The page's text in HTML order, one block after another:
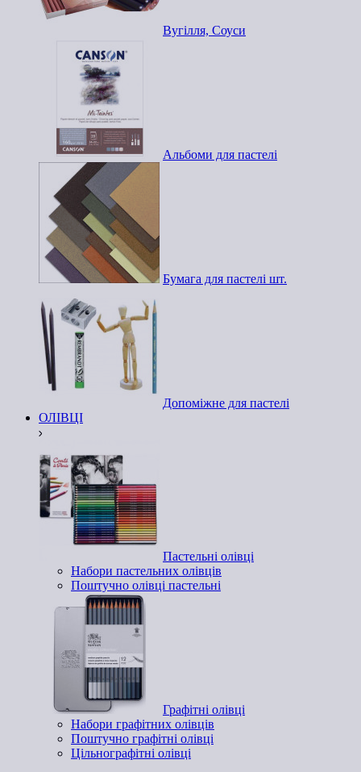
Вугілля, Соуси
Альбоми для пастелі
Бумага для пастелі шт.
Допоміжне для пастелі
ОЛІВЦІ
Пастельні олівці
Набори пастельних олівців
Поштучно олівці пастельні
Графітні олівці
Набори графітних олівців
Поштучно графітні олівці
Цільнографітні олівці